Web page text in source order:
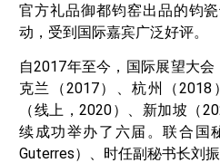
官方礼品御都钧窑出品的钧
动，受到国际嘉宾广泛好评。
自2017年至今，国际展望大
克兰（2017）、杭州（
（线上，2020）、新加坡（
续成功举办了六届。联合国
Guterres）、时任副秘书长刘